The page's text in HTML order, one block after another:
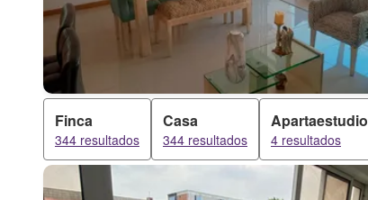
Finca
344 resultados
Casa
344 resultados
Apartaestudio
4 resultados